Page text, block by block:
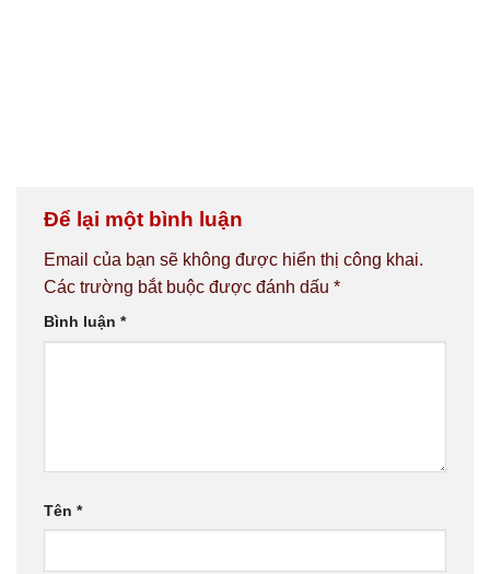
Để lại một bình luận
Email của bạn sẽ không được hiển thị công khai.
Các trường bắt buộc được đánh dấu *
Bình luận *
Tên *